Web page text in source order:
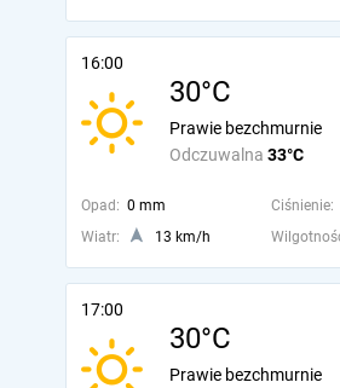
16:00
30°C
Odczuwalna 33°C
Prawie bezchmurnie
Opad: 0 mm Ciśnienie:
Wiatr:
13 km/h
17:00
30°C
Prawie bezchmurnie